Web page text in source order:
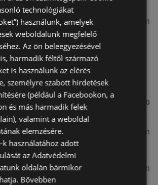
Fertőd
27,8 km
és Drogéria üzletek a
TÁVOLSÁG
Ágfalva
0,27 km
Sopron
2,55 km
technológiákat
használunk, amelyek
weboldalunk megfelelő
Az ön beleegyezésével
harmadik féltől származó
is használunk az elérés
személyre szabott hirdetések
(például a Facebookon, a
és más harmadik felek
valamint a weboldal
elemzésére.
k használatához adott
az Adatvédelmi
oldalán bármikor
Bővebben